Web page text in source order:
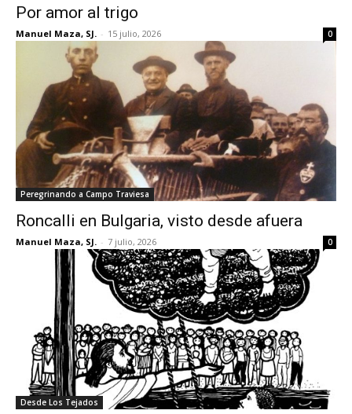
Por amor al trigo
Manuel Maza, SJ. - 15 julio, 2026 0
Peregrinando a Campo Traviesa
Roncalli en Bulgaria, visto desde afuera
Manuel Maza, SJ. - 7 julio, 2026 0
Desde Los Tejados